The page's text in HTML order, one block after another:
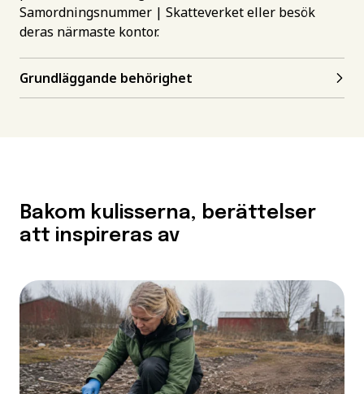
Samordningsnummer | Skatteverketeller besök
deras närmaste kontor.
Grundläggande behörighet
Bakom kulisserna, berättelser
att inspireras av